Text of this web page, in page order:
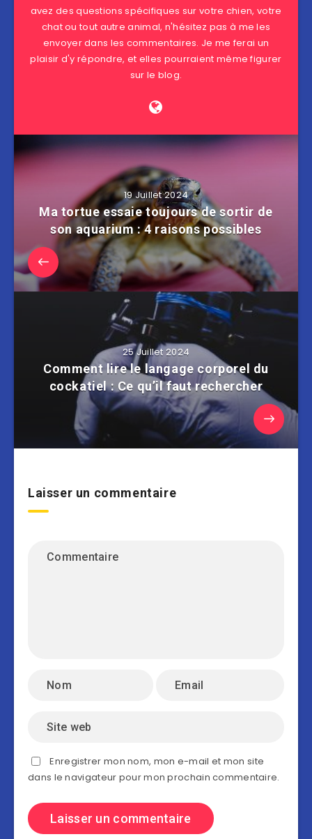
avez des questions spécifiques sur votre chien, votre
chat ou tout autre animal, n'hésitez pas à me les
envoyer dans les commentaires. Je me ferai un
plaisir d'y répondre, et elles pourraient même figurer
sur le blog.
19 Juillet 2024
Ma tortue essaie toujours de sortir de
son aquarium : 4 raisons possibles
25 Juillet 2024
Comment lire le langage corporel du
cockatiel : Ce qu’il faut rechercher
Laisser un commentaire
Enregistrer mon nom, mon e-mail et mon site
dans le navigateur pour mon prochain commentaire.